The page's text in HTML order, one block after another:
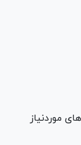
موردنیاز